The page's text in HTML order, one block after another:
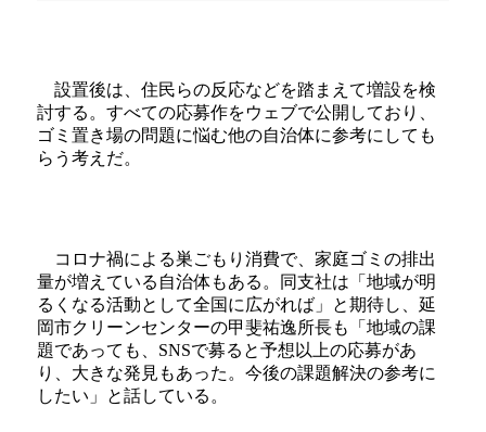
設置後は、住民らの反応などを踏まえて増設を検
討する。すべての応募作をウェブで公開しており、
ゴミ置き場の問題に悩む他の自治体に参考にしても
らう考えだ。
コロナ禍による巣ごもり消費で、家庭ゴミの排出
量が増えている自治体もある。同支社は「地域が明
るくなる活動として全国に広がれば」と期待し、延
岡市クリーンセンターの甲斐祐逸所長も「地域の課
題であっても、SNSで募ると予想以上の応募があ
り、大きな発見もあった。今後の課題解決の参考に
したい」と話している。